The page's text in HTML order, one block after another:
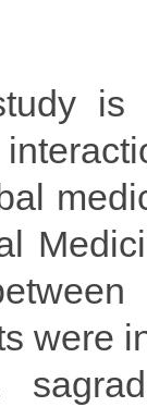
is
were